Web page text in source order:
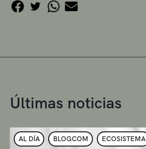
Últimas noticias
AL DÍA BLOGCOM ECOSISTEMA